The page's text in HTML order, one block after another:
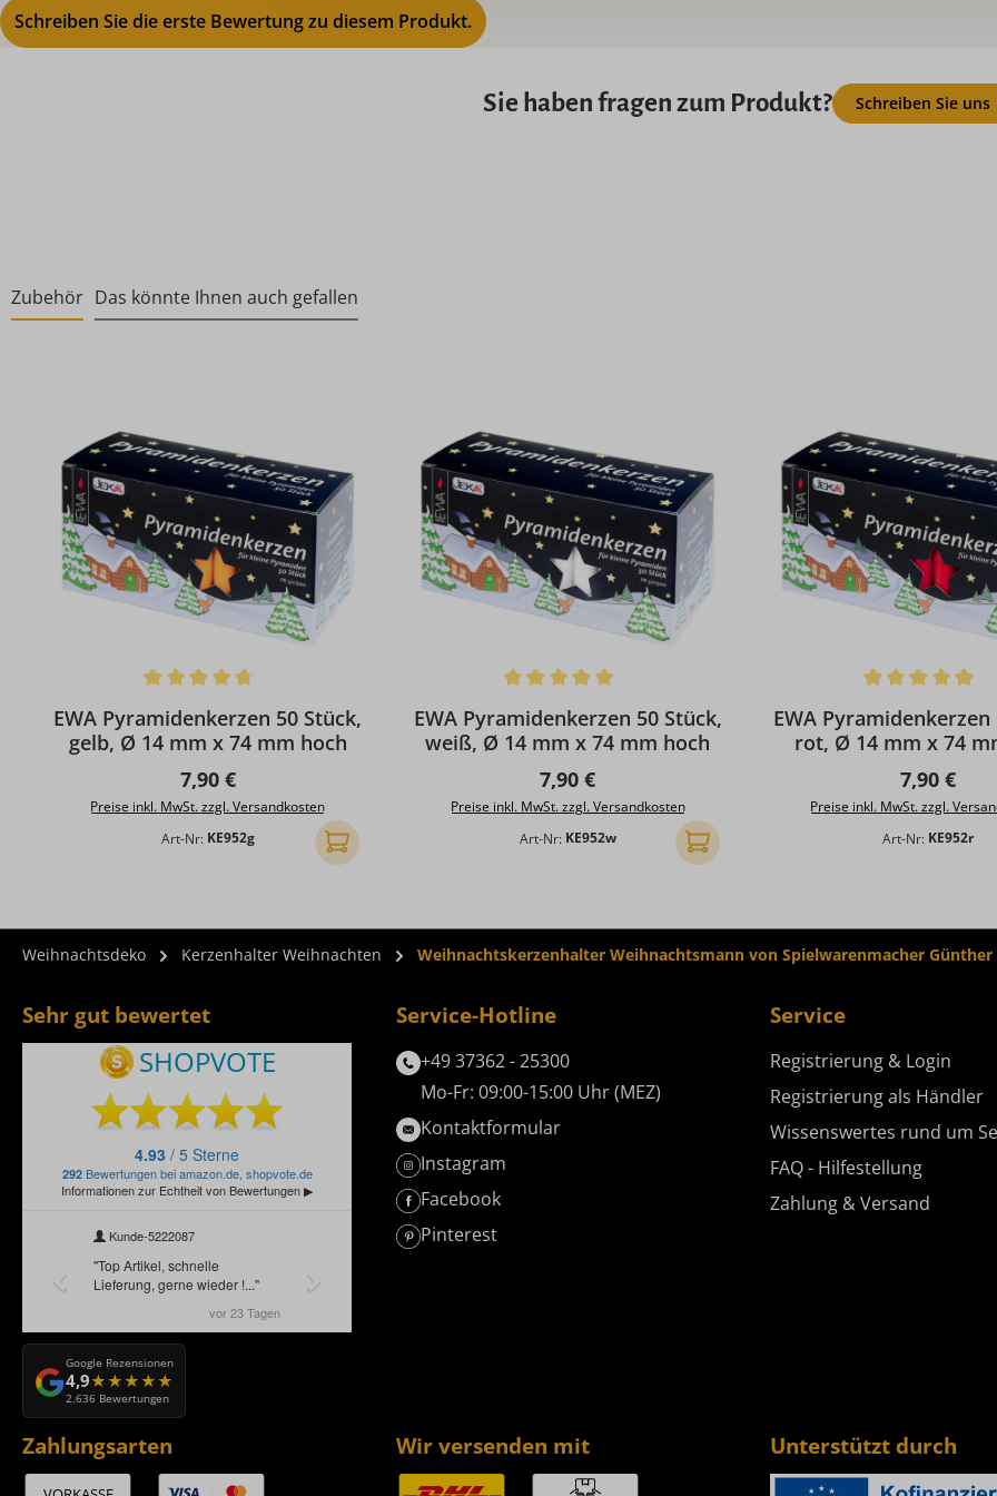
Schreiben Sie die erste Bewertung zu diesem Produkt.
Sie haben fragen zum Produkt? Schreiben Sie uns
Zubehör Das könnte Ihnen auch gefallen
EWA Pyramidenkerzen 50 Stück,
gelb, Ø 14 mm x 74 mm hoch
Regulärer Preis:
7,90 €
Preise inkl. MwSt. zzgl. Versandkosten
Art-Nr: KE952g In den Warenkorb
EWA Pyramidenkerzen 50 Stück,
weiß, Ø 14 mm x 74 mm hoch
Regulärer Preis:
7,90 €
Preise inkl. MwSt. zzgl. Versandkosten
Art-Nr: KE952w In den Warenkorb
EWA Pyramidenkerzen
rot, Ø 14 mm x 74
Regulärer
7,90 €
Preise inkl. MwSt. zzgl.
Art-Nr: KE952r
Weihnachtsdeko Kerzenhalter Weihnachten Weihnachtskerzenhalter Weihnachtsmann von Spielwarenmacher Günther
Sehr gut bewertet
Google Rezensionen
4,9
2.636 Bewertungen
Service-Hotline
+49 37362 - 25300
Mo-Fr: 09:00-15:00 Uhr (MEZ)
Kontaktformular
Instagram
Facebook
Pinterest
Service
Registrierung & Login
Registrierung als Händler
Wissenswertes rund um
FAQ - Hilfestellung
Zahlung & Versand
Zahlungsarten Wir versenden mit Unterstützt durch